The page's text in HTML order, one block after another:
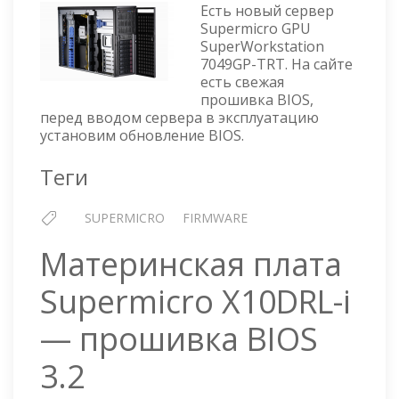
SUPERWORKSTATION
7049GP-
TRT
—
ПРОШИВКА
BIOS
Есть новый сервер
Supermicro GPU
SuperWorkstation
7049GP-TRT. На сайте
есть свежая
прошивка BIOS,
перед вводом сервера в эксплуатацию
установим обновление BIOS.
Теги
SUPERMICRO FIRMWARE
Материнская плата
Supermicro X10DRL-i
— прошивка BIOS
3.2